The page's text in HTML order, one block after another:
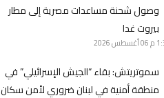
وصول شحنة مساعدات مصرية إلى مطار
بيروت غدا
م 06 أغسطس 2026
سموتريتش: بقاء “الجيش الإسرائيلي” في
منطقة أمنية في لبنان ضروري لأمن سكان